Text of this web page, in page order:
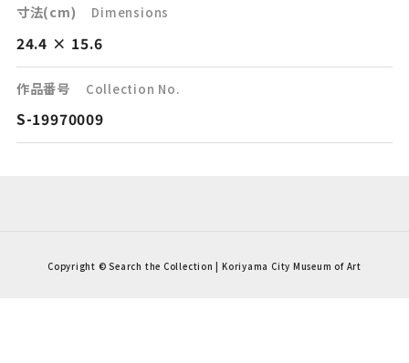
寸法(cm) Dimensions
24.4 × 15.6
作品番号 Collection No.
S-19970009
Copyright © Search the Collection | Koriyama City Museum of Art